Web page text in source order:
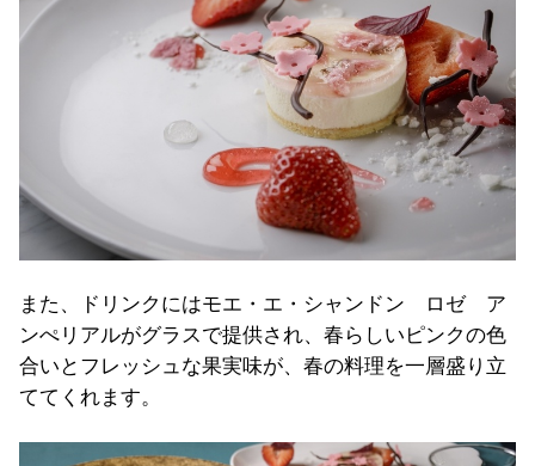
また、ドリンクにはモエ・エ・シャンドン ロゼ ア
ンぺリアルがグラスで提供され、春らしいピンクの色
合いとフレッシュな果実味が、春の料理を一層盛り立
ててくれます。